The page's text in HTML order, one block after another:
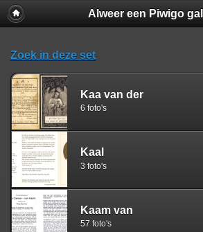
Alweer een Piwigo
Zoek in deze set
Kaa van der
6 foto's
Kaal
3 foto's
Kaam van
57 foto's